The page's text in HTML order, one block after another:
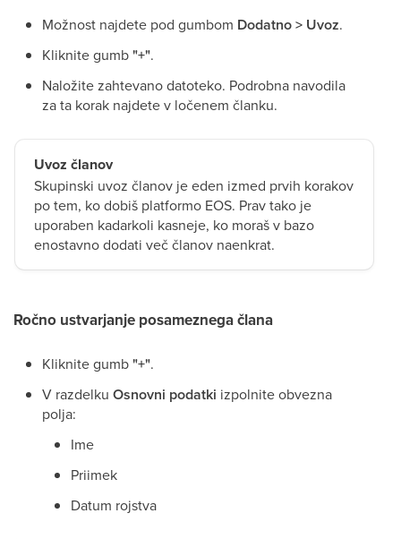
Možnost najdete pod gumbom Dodatno > Uvoz.
Kliknite gumb"+".
Naložite zahtevano datoteko. Podrobna navodila
za ta korak najdete v ločenem članku.
Uvoz članov
Skupinski uvoz članov je eden izmed prvih korakov
po tem, ko dobiš platformo EOS. Prav tako je
uporaben kadarkoli kasneje, ko moraš v bazo
enostavno dodati več članov naenkrat.
Ročno ustvarjanje posameznega člana
Kliknite gumb"+".
V razdelku Osnovni podatki izpolnite obvezna
polja:
Ime
Priimek
Datum rojstva